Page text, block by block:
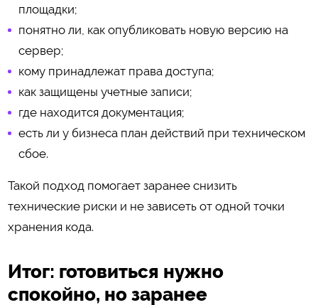
площадки;
понятно ли, как опубликовать новую версию на
сервер;
кому принадлежат права доступа;
как защищены учетные записи;
где находится документация;
есть ли у бизнеса план действий при техническом
сбое.
Такой подход помогает заранее снизить
технические риски и не зависеть от одной точки
хранения кода.
Итог: готовиться нужно
спокойно, но заранее